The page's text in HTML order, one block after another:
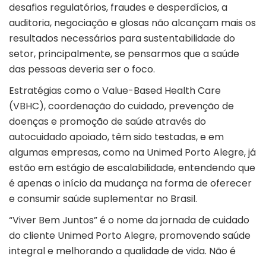
desafios regulatórios, fraudes e desperdícios, a
auditoria, negociação e glosas não alcançam mais os
resultados necessários para sustentabilidade do
setor, principalmente, se pensarmos que a saúde
das pessoas deveria ser o foco.
Estratégias como o Value-Based Health Care
(VBHC), coordenação do cuidado, prevenção de
doenças e promoção de saúde através do
autocuidado apoiado, têm sido testadas, e em
algumas empresas, como na Unimed Porto Alegre, já
estão em estágio de escalabilidade, entendendo que
é apenas o início da mudança na forma de oferecer
e consumir saúde suplementar no Brasil.
“Viver Bem Juntos” é o nome da jornada de cuidado
do cliente Unimed Porto Alegre, promovendo saúde
integral e melhorando a qualidade de vida. Não é